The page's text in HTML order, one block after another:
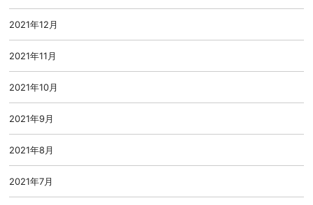
2021年12月
2021年11月
2021年10月
2021年9月
2021年8月
2021年7月